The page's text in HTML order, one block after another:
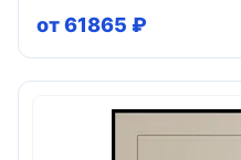
от 61865 ₽